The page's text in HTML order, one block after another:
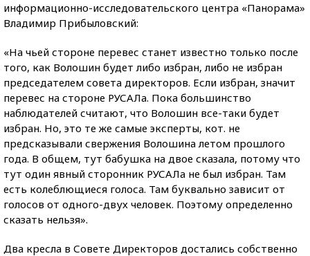
информационно-исследовательского центра «Панорама»
Владимир Прибыловский:
«На чьей стороне перевес станет известно только после
того, как Волошин будет либо избран, либо не избран
председателем совета директоров. Если избран, значит
перевес на стороне РУСАЛа. Пока большинство
наблюдателей считают, что Волошин все-таки будет
избран. Но, это те же самые эксперты, кот. не
предсказывали свержения Волошина летом прошлого
года. В общем, тут бабушка на двое сказала, потому что
тут один явный сторонник РУСАЛа не был избран. Там
есть колеблющиеся голоса. Там буквально зависит от
голосов от одного-двух человек. Поэтому определенно
сказать нельзя».
Два кресла в Совете Директоров достались собственно